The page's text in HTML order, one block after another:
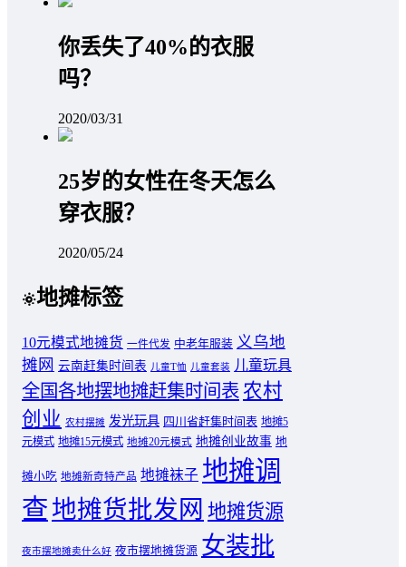
你丢失了40%的衣服
吗？
2020/03/31
25岁的女性在冬天怎么
穿衣服？
2020/05/24
地摊标签
10元模式地摊货 一件代发 中老年服装 义乌地
摊网 云南赶集时间表 儿童T恤 儿童套装 儿童玩具
全国各地摆地摊赶集时间表 农村
创业 农村摆摊 发光玩具 四川省赶集时间表 地摊5
元模式 地摊15元模式 地摊20元模式 地摊创业故事 地
摊小吃 地摊新奇特产品 地摊袜子 地摊调
查地摊货批发网 地摊货源
夜市摆地摊卖什么好 夜市摆地摊货源 女装批